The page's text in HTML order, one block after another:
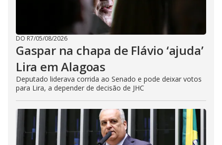
DO R7/05/08/2026
Gaspar na chapa de Flávio ‘ajuda’
Lira em Alagoas
Deputado liderava corrida ao Senado e pode deixar votos
para Lira, a depender de decisão de JHC